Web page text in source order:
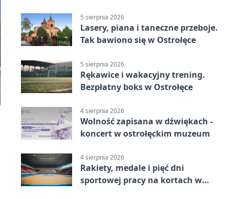
5 sierpnia 2026
Lasery, piana i taneczne przeboje.
Tak bawiono się w Ostrołęce
5 sierpnia 2026
Rękawice i wakacyjny trening.
Bezpłatny boks w Ostrołęce
4 sierpnia 2026
Wolność zapisana w dźwiękach -
koncert w ostrołęckim muzeum
4 sierpnia 2026
Rakiety, medale i pięć dni
sportowej pracy na kortach w